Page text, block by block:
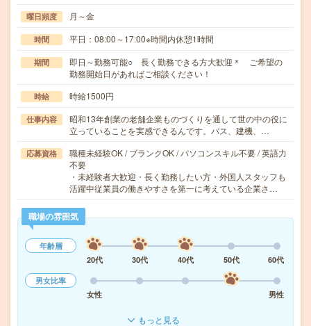
曜日頻度 月～金
時間 平日：08:00～17:00※時間内休憩1時間
期間
即日～勤務可能○ 長く勤務できる方大歓迎＊ ご希望の
勤務開始日があればご相談ください！
時給 時給1500円
仕事内容
昭和13年創業の老舗企業ものづくりを通して世の中の役に
立っていることを実感できるんです。バス、建機、…
応募資格
職種未経験OK / ブランクOK / パソコンスキル不要 / 英語力
不要
・未経験者大歓迎・長く勤務したい方・外国人スタッフも
活躍中従業員の働きやすさを第一に考えている企業さ…
職場の雰囲気
年齢層
20代
30代 40代 50代
60代
男女比率
女性
男性
もっと見る